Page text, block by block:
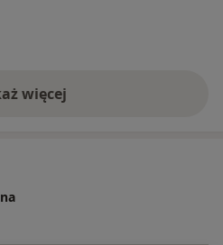
przerostu migdałka
zakładanie drenażu
więcej
o doświadczeniu